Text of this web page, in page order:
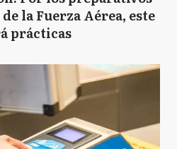
la Fuerza Aérea, este
prácticas